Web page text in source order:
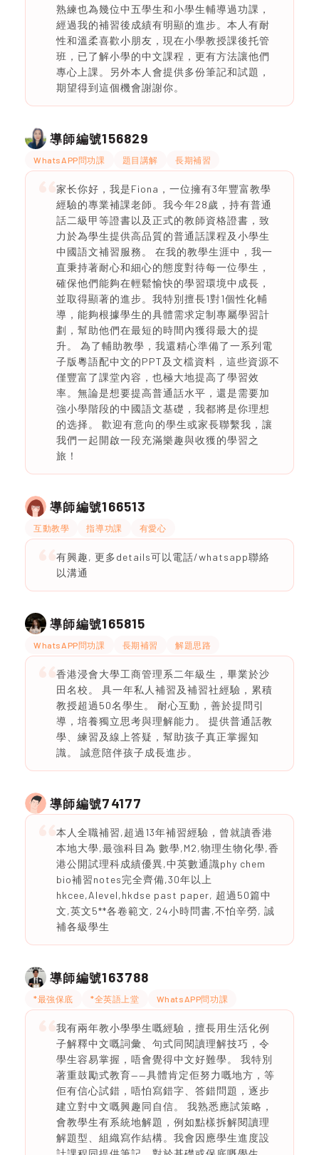
熟練也為幾位中五學生和小學生輔導過功課，
經過我的補習後成績有明顯的進步。本人有耐
性和溫柔喜歡小朋友，現在小學教授課後托管
班，已了解小學的中文課程，更有方法讓他們
專心上課。另外本人會提供多份筆記和試題，
期望得到這個機會謝謝你。
導師編號156829
WhatsAPP問功課 題目講解 長期補習
家长你好，我是Fiona，一位擁有3年豐富教學
經驗的專業補課老師。我今年28歲，持有普通
話二級甲等證書以及正式的教師資格證書，致
力於為學生提供高品質的普通話課程及小學生
中國語文補習服務。 在我的教學生涯中，我一
直秉持著耐心和細心的態度對待每一位學生，
確保他們能夠在輕鬆愉快的學習環境中成長，
並取得顯著的進步。我特別擅長1對1個性化輔
導，能夠根據學生的具體需求定制專屬學習計
劃，幫助他們在最短的時間內獲得最大的提
升。 為了輔助教學，我還精心準備了一系列電
子版粵語配中文的PPT及文檔資料，這些資源不
僅豐富了課堂內容，也極大地提高了學習效
率。無論是想要提高普通話水平，還是需要加
強小學階段的中國語文基礎，我都將是你理想
的选择。 歡迎有意向的學生或家長聯繫我，讓
我們一起開啟一段充滿樂趣與收獲的學習之
旅！
導師編號166513
互動教學 指導功課 有愛心
有興趣, 更多details可以電話/whatsapp聯絡
以溝通
導師編號165815
WhatsAPP問功課 長期補習 解題思路
香港浸會大學工商管理系二年級生，畢業於沙
田名校。 具一年私人補習及補習社經驗，累積
教授超過50名學生。 耐心互動，善於提問引
導，培養獨立思考與理解能力。 提供普通話教
學、練習及線上答疑，幫助孩子真正掌握知
識。 誠意陪伴孩子成長進步。
導師編號74177
本人全職補習,超過13年補習經驗，曾就讀香港
本地大學,最強科目為 數學,M2,物理生物化學,香
港公開試理科成績優異,中英數通識phy chem
bio補習notes完全齊備,30年以上
hkcee,Alevel,hkdse past paper, 超過50篇中
文,英文5**各卷範文, 24小時問書,不怕辛勞, 誠
補各級學生
導師編號163788
*最強保底 *全英語上堂 WhatsAPP問功課
我有兩年教小學學生嘅經驗，擅長用生活化例
子解釋中文嘅詞彙、句式同閱讀理解技巧，令
學生容易掌握，唔會覺得中文好難學。 我特別
著重鼓勵式教育——具體肯定佢努力嘅地方，等
佢有信心試錯，唔怕寫錯字、答錯問題，逐步
建立對中文嘅興趣同自信。 我熟悉應試策略，
會教學生有系統地解題，例如點樣拆解閱讀理
解題型、組織寫作結構。我會因應學生進度設